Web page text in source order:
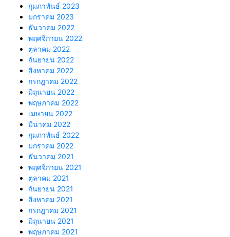
กุมภาพันธ์ 2023
มกราคม 2023
ธันวาคม 2022
พฤศจิกายน 2022
ตุลาคม 2022
กันยายน 2022
สิงหาคม 2022
กรกฎาคม 2022
มิถุนายน 2022
พฤษภาคม 2022
เมษายน 2022
มีนาคม 2022
กุมภาพันธ์ 2022
มกราคม 2022
ธันวาคม 2021
พฤศจิกายน 2021
ตุลาคม 2021
กันยายน 2021
สิงหาคม 2021
กรกฎาคม 2021
มิถุนายน 2021
พฤษภาคม 2021